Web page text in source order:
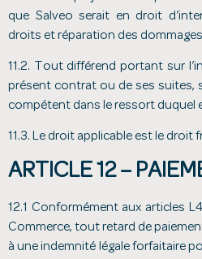
que Salveo serait en droit
droits et réparation des
11.2. Tout différend portant sur
présent contrat ou de ses suites,
compétent dans le ressort duquel
11.3. Le droit applicable est le droit
ARTICLE 12 –
12.1 Conformément aux articles
Commerce, tout retard de
à une indemnité légale forfaitaire